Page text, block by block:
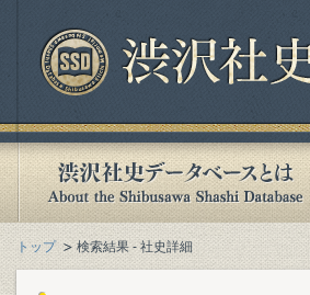
トップ 検索結果 - 社史詳細